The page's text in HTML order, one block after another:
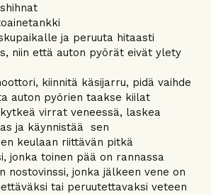
ja peruuta hitaasti
niin että auton pyörät eivät ylety
kiinnitä käsijarru, pidä vaihde
auton pyörien taakse kiilat
virrat veneessä, laskea
ja käynnistää sen
keulaan riittävän pitkä
jonka toinen pää on rannassa
nostovinssi, jonka jälkeen vene on
tai peruutettavaksi veteen